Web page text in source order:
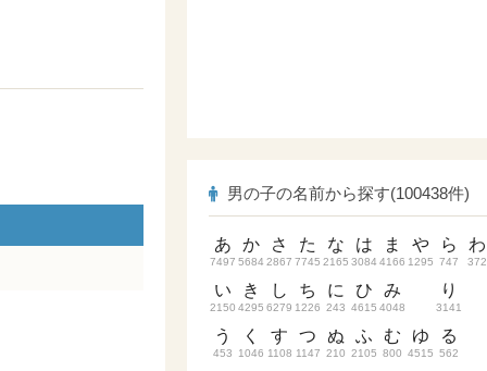
男の子の名前から探す(100438件)
あ
7497
い
2150
う
453
か
5684
き
4295
く
1046
さ
2867
し
6279
す
1108
た
7745
ち
1226
つ
1147
な
2165
に
243
ぬ
210
は
3084
ひ
4615
ふ
2105
ま
4166
み
4048
む
800
や
1295
ゆ
4515
ら
747
り
3141
る
562
わ
372